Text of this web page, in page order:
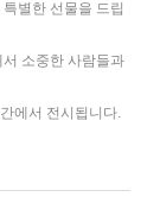
별한 선물을 드립
소중한 사람들과
에서 전시됩니다.